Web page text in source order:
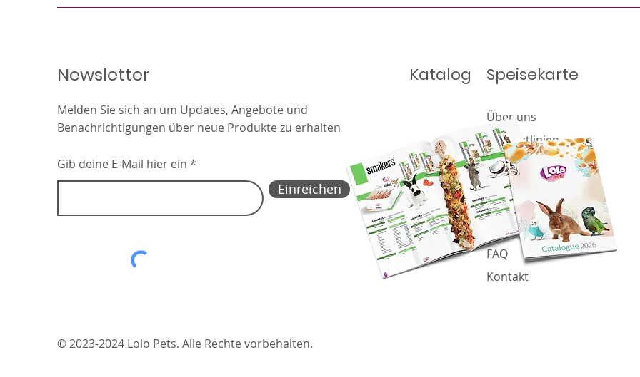
Newsletter
Melden Sie sich an um Updates, Angebote und
Benachrichtigungen über neue Produkte zu erhalten
Gib deine E-Mail hier ein
Einreichen
Speisekarte
Über uns
Produktlinien
Angebot
Katalog
Nachricht
Cookie-Richtlinie
FAQ
Kontakt
© 2023-2024 Lolo Pets. Alle Rechte vorbehalten.
Katalog